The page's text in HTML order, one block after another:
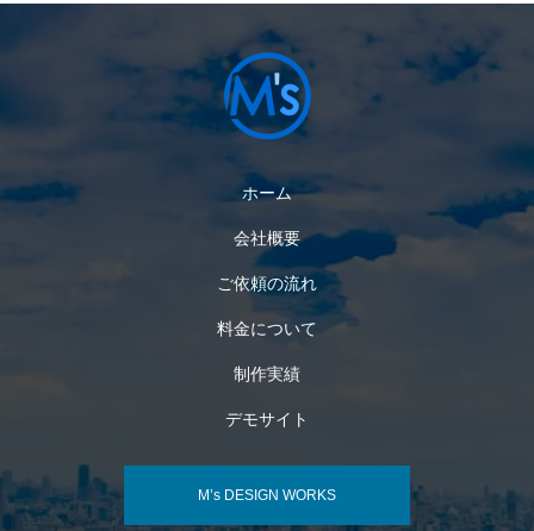
ホーム
会社概要
ご依頼の流れ
料金について
制作実績
デモサイト
M’s DESIGN WORKS